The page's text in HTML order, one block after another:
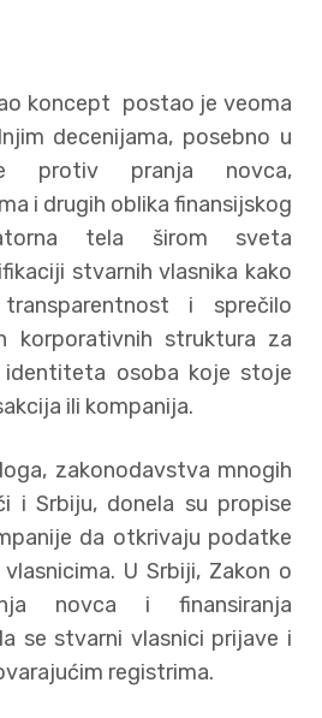
koncept postao je veoma
decenijama, posebno u
protiv pranja novca,
i drugih oblika finansijskog
tela širom sveta
stvarnih vlasnika kako
i sprečilo
korporativnih struktura za
identiteta osoba koje stoje
ili kompanija.
zakonodavstva mnogih
i Srbiju, donela su propise
da otkrivaju podatke
U Srbiji, Zakon o
novca i finansiranja
se stvarni vlasnici prijave i
registrima.